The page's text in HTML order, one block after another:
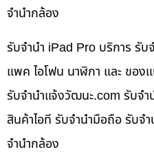
จำนำกล้อง
รับจำนำ iPad Pro บริการ รับ
แพค ไอโฟน นาฬิกา และ ของ
รับจํานําแจ้งวัฒนะ.com รับจ
สินค้าไอที รับจำนำมือถือ รับจ
จำนำกล้อง